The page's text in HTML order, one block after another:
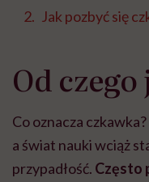
Jak pozbyć się
Od
Co oznacza
a świat nauki wciąż
przypadłość. Często